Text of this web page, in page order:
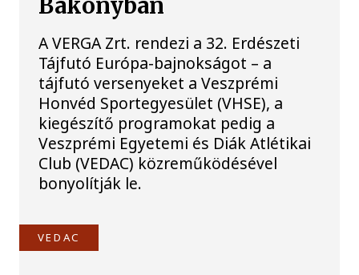
Bakonyban
A VERGA Zrt. rendezi a 32. Erdészeti
Tájfutó Európa-bajnokságot – a
tájfutó versenyeket a Veszprémi
Honvéd Sportegyesület (VHSE), a
kiegészítő programokat pedig a
Veszprémi Egyetemi és Diák Atlétikai
Club (VEDAC) közreműködésével
bonyolítják le.
VEDAC